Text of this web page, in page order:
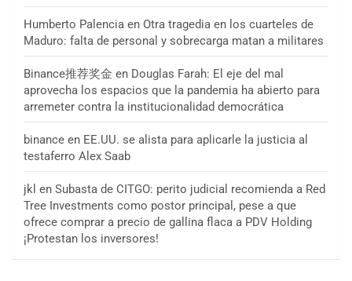
Humberto Palencia en Otra tragedia en los cuarteles de
Maduro: falta de personal y sobrecarga matan a militares
Binance推荐奖金 en Douglas Farah: El eje del mal
aprovecha los espacios que la pandemia ha abierto para
arremeter contra la institucionalidad democrática
binance en EE.UU. se alista para aplicarle la justicia al
testaferro Alex Saab
jkl en Subasta de CITGO: perito judicial recomienda a Red
Tree Investments como postor principal, pese a que
ofrece comprar a precio de gallina flaca a PDV Holding
¡Protestan los inversores!